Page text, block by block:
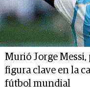
Murió Jorge
figura clave en la
fútbol mundial